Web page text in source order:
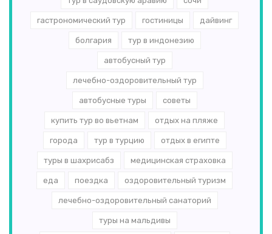
гастрономический тур гостиницы дайвинг
болгария тур в индонезию
автобусный тур
лечебно-оздоровительный тур
автобусные туры советы
купить тур во вьетнам отдых на пляже
города тур в турцию отдых в египте
туры в шахрисабз медицинская страховка
еда поездка оздоровительный туризм
лечебно-оздоровительный санаторий
туры на мальдивы